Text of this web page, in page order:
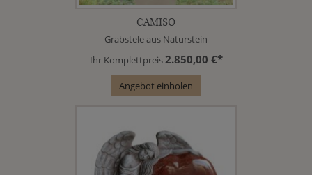
CAMISO
Grabstele aus Naturstein
Ihr Komplettpreis2.850,00 €*
Angebot einholen